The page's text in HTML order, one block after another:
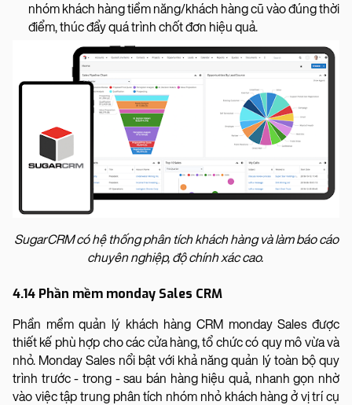
nhóm khách hàng tiềm năng/khách hàng cũ vào đúng thời
điểm, thúc đẩy quá trình chốt đơn hiệu quả.
SugarCRM có hệ thống phân tích khách hàng và làm báo cáo
chuyên nghiệp, độ chính xác cao.
4.14 Phần mềm monday Sales CRM
Phần mềm quản lý khách hàng CRM monday Sales được
thiết kế phù hợp cho các cửa hàng, tổ chức có quy mô vừa và
nhỏ. Monday Sales nổi bật với khả năng quản lý toàn bộ quy
trình trước - trong - sau bán hàng hiệu quả, nhanh gọn nhờ
vào việc tập trung phân tích nhóm nhỏ khách hàng ở vị trí cụ